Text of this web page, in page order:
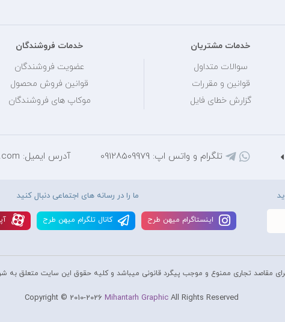
خدمات مشتریان
سوالات متداول
قوانین و مقررات
گزارش خطای فایل
خدمات فروشندگان
عضویت فروشندگان
قوانین فروش محصول
موکاپ های فروشندگان
تلگرام و واتس اپ: 09128509979 آدرس ایمیل: mihantarh@yahoo.com
ما را در رسانه های اجتماعی دنبال کنید
اينستاگرام ميهن طرح کانال تلگرام ميهن طرح
مقاصد تجاری ممنوع و موجب پیگرد قانونی میباشد و کليه حقوق اين سايت متعلق
Copyright © 2010-2026 Mihantarh Graphic All Rights Reserved